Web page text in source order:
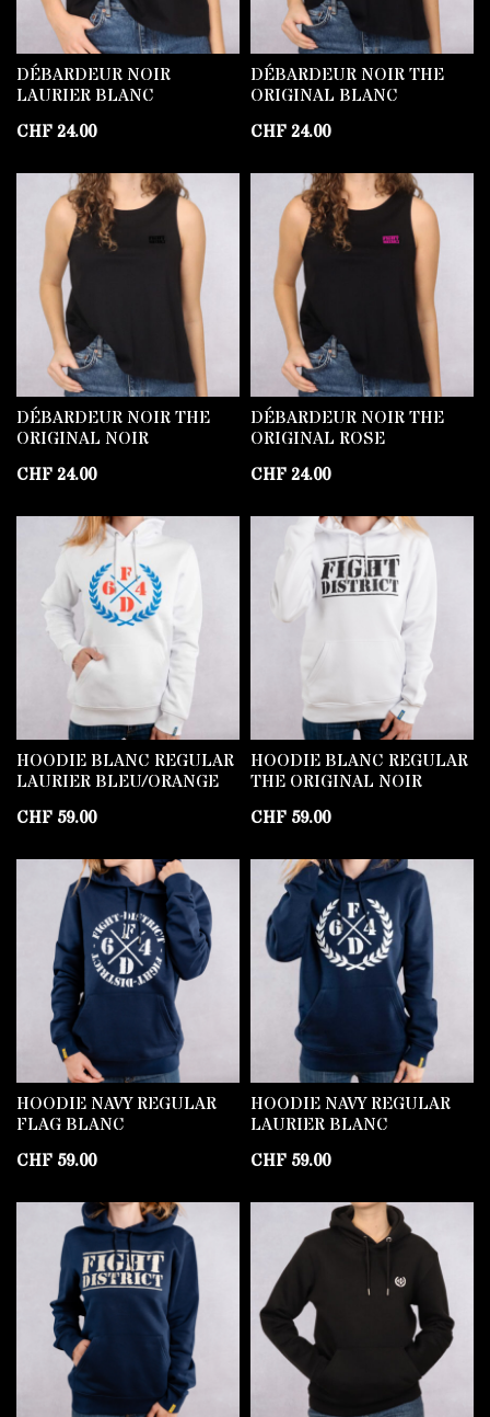
DÉBARDEUR NOIR
LAURIER BLANC
CHF24.00
DÉBARDEUR NOIR THE
ORIGINAL BLANC
CHF24.00
DÉBARDEUR NOIR THE
ORIGINAL NOIR
CHF24.00
DÉBARDEUR NOIR THE
ORIGINAL ROSE
CHF24.00
HOODIE BLANC REGULAR
LAURIER BLEU/ORANGE
CHF 59.00
HOODIE BLANC REGULAR
THE ORIGINAL NOIR
CHF 59.00
HOODIE NAVY REGULAR
FLAG BLANC
CHF 59.00
HOODIE NAVY REGULAR
LAURIER BLANC
CHF 59.00